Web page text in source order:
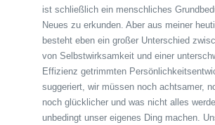
ist schließlich ein menschliches
Neues zu erkunden. Aber aus meiner
besteht eben ein großer Unterschied
von Selbstwirksamkeit und einer
Effizienz getrimmten
suggeriert, wir müssen noch achtsamer,
noch glücklicher und was nicht alles
unbedingt unser eigenes Ding machen.